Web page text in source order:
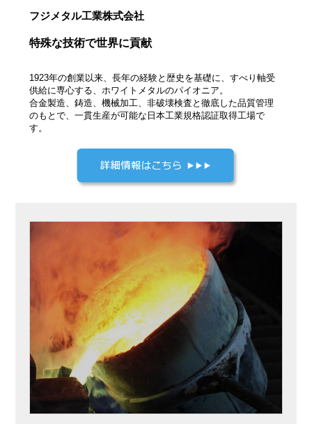
フジメタル工業株式会社
特殊な技術で世界に貢献
1923年の創業以来、長年の経験と歴史を基礎に、すべり軸受
供給に専心する、ホワイトメタルのパイオニア。
合金製造、鋳造、機械加工、非破壊検査と徹底した品質管理
のもとで、一貫生産が可能な日本工業規格認証取得工場で
す。